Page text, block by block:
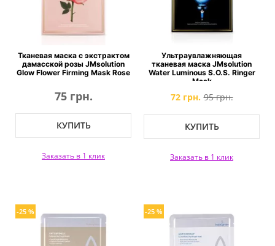
Тканевая маска с экстрактом
дамасской розы JMsolution
Glow Flower Firming Mask Rose
75 грн.
КУПИТЬ
Заказать в 1 клик
Ультраувлажняющая
тканевая маска JMsolution
Water Luminous S.O.S. Ringer
Mask
72 грн. 95 грн.
КУПИТЬ
Заказать в 1 клик
-25 % -25 %